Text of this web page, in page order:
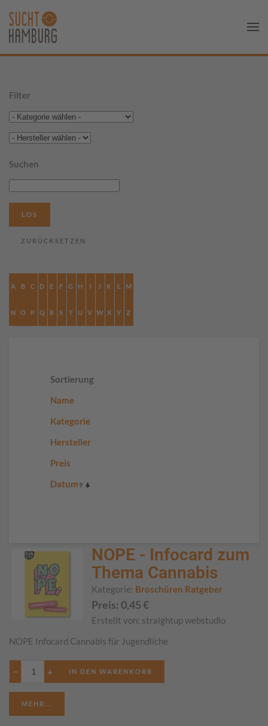
Filter
Suchen
A B C D E F G H I J K L M
N O P Q R S T U V W X Y Z
Sortierung
Name
Kategorie
Hersteller
Preis
Datum
NOPE - Infocard zum
Thema Cannabis
Kategorie: Broschüren Ratgeber
Preis: 0,45€
Erstellt von: straightup webstudio
NOPE Infocard Cannabis für Jugendliche
− +
MEHR...